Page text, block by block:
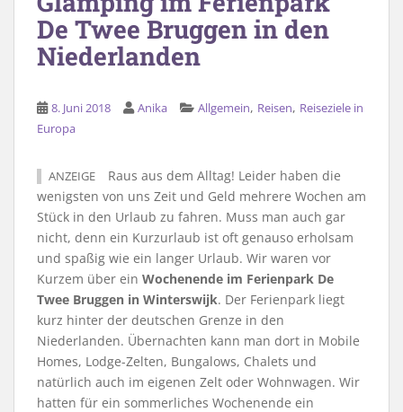
De Twee Bruggen in den
Niederlanden
8. Juni 2018 Anika Allgemein, Reisen, Reiseziele in
Europa
ANZEIGE
Raus aus dem Alltag! Leider haben die
wenigsten von uns Zeit und Geld mehrere Wochen am
Stück in den Urlaub zu fahren. Muss man auch gar
nicht, denn ein Kurzurlaub ist oft genauso erholsam
und spaßig wie ein langer Urlaub. Wir waren vor
Kurzem über ein Wochenende im Ferienpark De
Twee Bruggen in Winterswijk. Der Ferienpark liegt
kurz hinter der deutschen Grenze in den
Niederlanden. Übernachten kann man dort in Mobile
Homes, Lodge-Zelten, Bungalows, Chalets und
natürlich auch im eigenen Zelt oder Wohnwagen. Wir
hatten für ein sommerliches Wochenende ein